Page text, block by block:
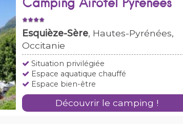
Camping Airotel Pyrenees
Esquièze-Sère, Hautes-Pyrénées,
Occitanie
Situation privilégiée
Espace aquatique chauffé
Espace bien-être
Découvrir le camping !